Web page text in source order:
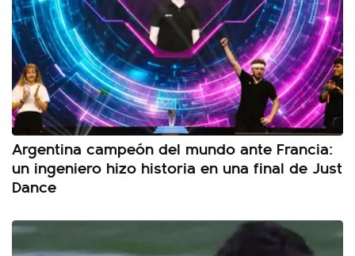
Argentina campeón del mundo ante Francia:
un ingeniero hizo historia en una final de Just
Dance